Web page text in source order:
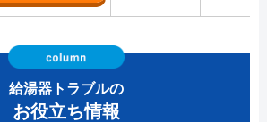
給湯器トラブルの
お役立ち情報